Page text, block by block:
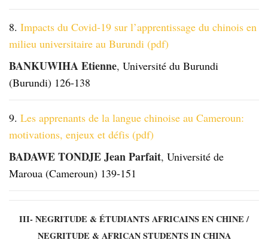
8. Impacts du Covid-19 sur l’apprentissage du chinois en
milieu universitaire au Burundi (pdf)
BANKUWIHA Etienne, Université du Burundi
(Burundi) 126-138
9. Les apprenants de la langue chinoise au Cameroun:
motivations, enjeux et défis (pdf)
BADAWE TONDJE Jean Parfait, Université de
Maroua (Cameroun) 139-151
III- NEGRITUDE & ÉTUDIANTS AFRICAINS EN CHINE /
NEGRITUDE & AFRICAN STUDENTS IN CHINA